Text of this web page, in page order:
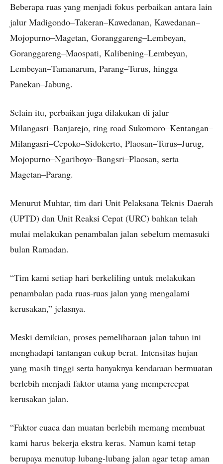
Beberapa ruas yang menjadi fokus perbaikan antara lain
jalur Madigondo–Takeran–Kawedanan, Kawedanan–
Mojopurno–Magetan, Goranggareng–Lembeyan,
Goranggareng–Maospati, Kalibening–Lembeyan,
Lembeyan–Tamanarum, Parang–Turus, hingga
Panekan–Jabung.
Selain itu, perbaikan juga dilakukan di jalur
Milangasri–Banjarejo, ring road Sukomoro–Kentangan–
Milangasri–Cepoko–Sidokerto, Plaosan–Turus–Jurug,
Mojopurno–Ngariboyo–Bangsri–Plaosan, serta
Magetan–Parang.
Menurut Muhtar, tim dari Unit Pelaksana Teknis Daerah
(UPTD) dan Unit Reaksi Cepat (URC) bahkan telah
mulai melakukan penambalan jalan sebelum memasuki
bulan Ramadan.
“Tim kami setiap hari berkeliling untuk melakukan
penambalan pada ruas-ruas jalan yang mengalami
kerusakan,” jelasnya.
Meski demikian, proses pemeliharaan jalan tahun ini
menghadapi tantangan cukup berat. Intensitas hujan
yang masih tinggi serta banyaknya kendaraan bermuatan
berlebih menjadi faktor utama yang mempercepat
kerusakan jalan.
“Faktor cuaca dan muatan berlebih memang membuat
kami harus bekerja ekstra keras. Namun kami tetap
berupaya menutup lubang-lubang jalan agar tetap aman